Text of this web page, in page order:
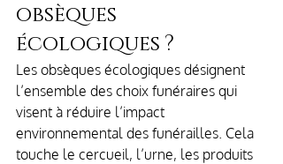
obsèques
écologiques ?
Les obsèques écologiques désignent
l’ensemble des choix funéraires qui
visent à réduire l’impact
environnemental des funérailles. Cela
touche le cercueil, l’urne, les produits